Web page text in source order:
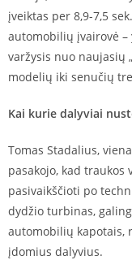
įveiktas per 8,9-7,5
automobilių įvairovė
varžysis nuo naujasių
modelių iki senučių
Kai kurie dalyviai
Tomas Stadalius,
pasakojo, kad
pasivaikščioti po
dydžio turbinas,
automobilių kapotais,
įdomius dalyvius.